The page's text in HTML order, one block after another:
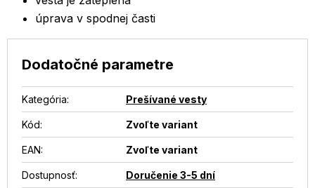
úprava v spodnej časti
Dodatočné parametre
Kategória: Prešívané vesty
Kód: Zvoľte variant
EAN: Zvoľte variant
Dostupnosť: Doručenie 3-5 dní